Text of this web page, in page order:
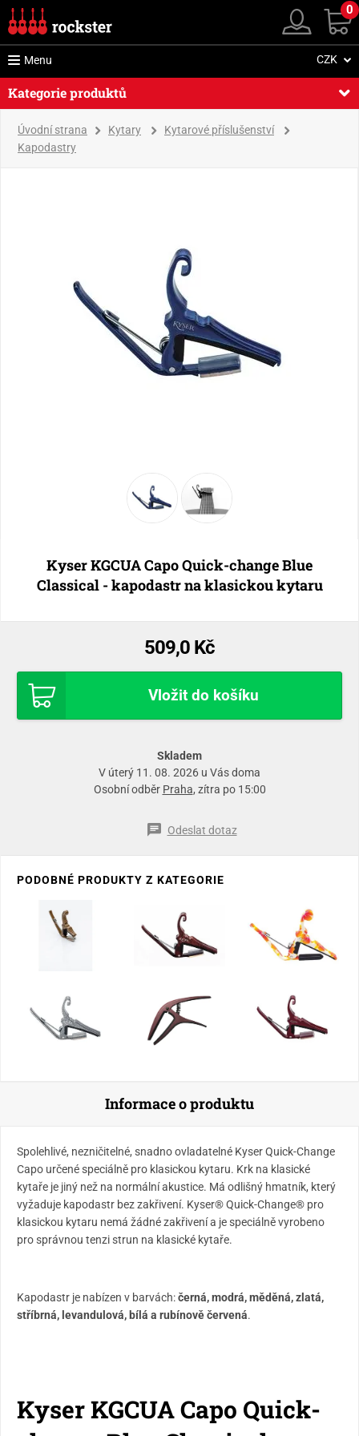
0
Menu CZK
Kategorie produktů
Úvodní strana Kytary
Kytarové příslušenství
Kapodastry
Kyser KGCUA Capo Quick-change Blue
Classical - kapodastr na klasickou kytaru
509,0 Kč
Vložit do košíku
Skladem
V úterý 11. 08. 2026 u Vás doma
Osobní odběr Praha, zítra po 15:00
Odeslat dotaz
PODOBNÉ PRODUKTY Z KATEGORIE
Informace o produktu
Spolehlivé, nezničitelné, snadno ovladatelné Kyser Quick-Change
Capo určené speciálně pro klasickou kytaru. Krk na klasické
kytaře je jiný než na normální akustice. Má odlišný hmatník, který
vyžaduje kapodastr bez zakřivení. Kyser® Quick-Change® pro
klasickou kytaru nemá žádné zakřivení a je speciálně vyrobeno
pro správnou tenzi strun na klasické kytaře.
Kapodastr je nabízen v barvách:černá, modrá, měděná, zlatá,
stříbrná, levandulová, bílá a rubínově červená.
Kyser KGCUA Capo Quick-